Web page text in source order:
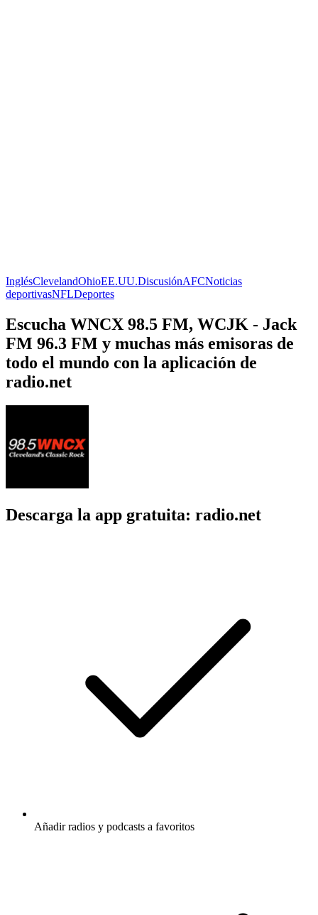
InglésClevelandOhioEE.UU.DiscusiónAFCNoticias
deportivasNFLDeportes
Escucha WNCX 98.5 FM, WCJK - Jack
FM 96.3 FM y muchas más emisoras de
todo el mundo con la aplicación de
radio.net
Descarga la app gratuita: radio.net
Añadir radios y podcasts a favoritos